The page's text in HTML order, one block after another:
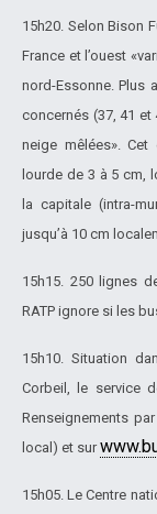
15h20. Selon Bison
France et l’ouest
nord-Essonne. Plus
concernés (37, 41
neige mêlées».
lourde de 3 à 5 cm,
la capitale (intra-
jusqu’à 10 cm
15h15. 250 lignes
RATP ignore si les
15h10. Situation
Corbeil, le service
Renseignements
local) et sur
15h05. Le Centre